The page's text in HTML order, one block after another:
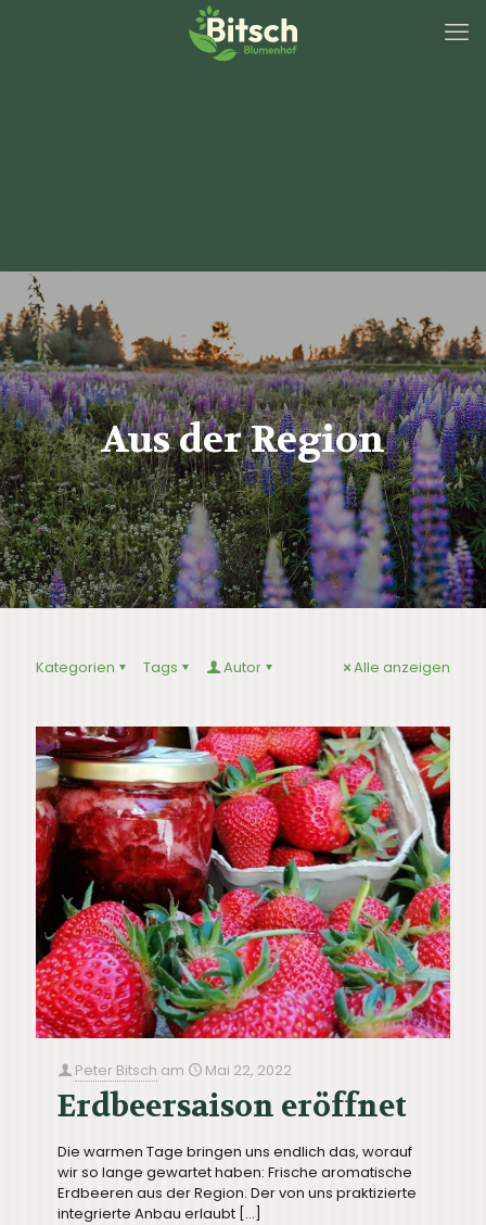
Aus der Region
Kategorien Tags Autor Alle anzeigen
Peter Bitsch am Mai 22, 2022
Erdbeersaison eröffnet
Die warmen Tage bringen uns endlich das, worauf
wir so lange gewartet haben: Frische aromatische
Erdbeeren aus der Region. Der von uns praktizierte
integrierte Anbau erlaubt […]